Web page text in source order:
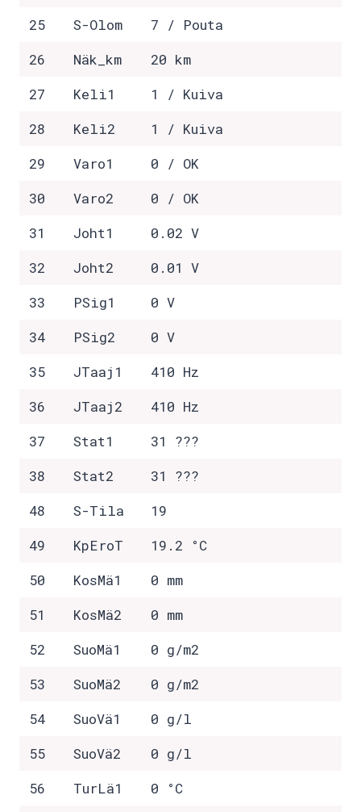
25
S-Olom
7 / Pouta
26
Näk_km
20 km
27
Keli1
1 / Kuiva
28
Keli2
1 / Kuiva
29
Varo1
0 / OK
30
Varo2
0 / OK
31
Joht1
0.02 V
32
Joht2
0.01 V
33
PSig1
0 V
34
PSig2
0 V
35
JTaaj1
410 Hz
36
JTaaj2
410 Hz
37
Stat1
31 ???
38
Stat2
31 ???
48
S-Tila
19
49
KpEroT
19.2 °C
50
KosMä1
0 mm
51
KosMä2
0 mm
52
SuoMä1
0 g/m2
53
SuoMä2
0 g/m2
54
SuoVä1
0 g/l
55
SuoVä2
0 g/l
56
TurLä1 0 °C